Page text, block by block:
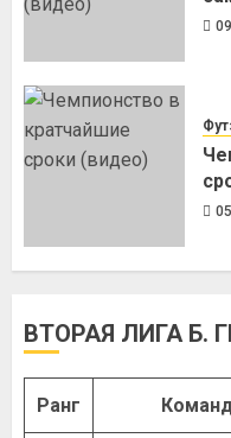
ВТОРАЯ ЛИГА Б.
Ранг